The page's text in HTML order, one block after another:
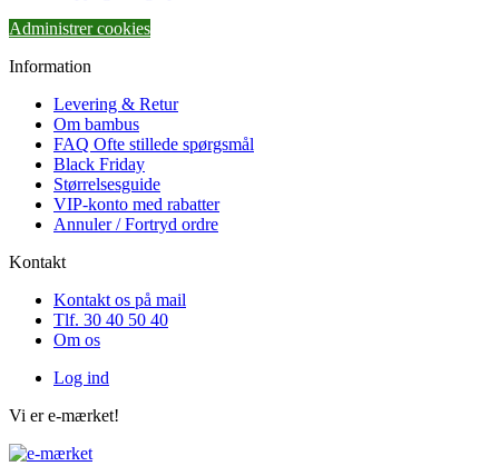
Administrer cookies
Information
Levering & Retur
Om bambus
FAQ Ofte stillede spørgsmål
Black Friday
Størrelsesguide
VIP-konto med rabatter
Annuler / Fortryd ordre
Kontakt
Kontakt os på mail
Tlf. 30 40 50 40
Om os
Log ind
Vi er e-mærket!